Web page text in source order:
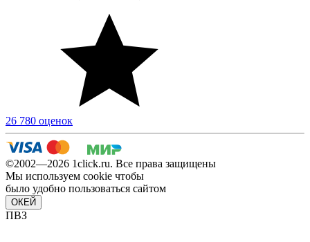
26 780 оценок
©2002—2026 1сlick.ru. Все права защищены
Мы используем cookie чтобы
было удобно пользоваться сайтом
ОКЕЙ
ПВЗ